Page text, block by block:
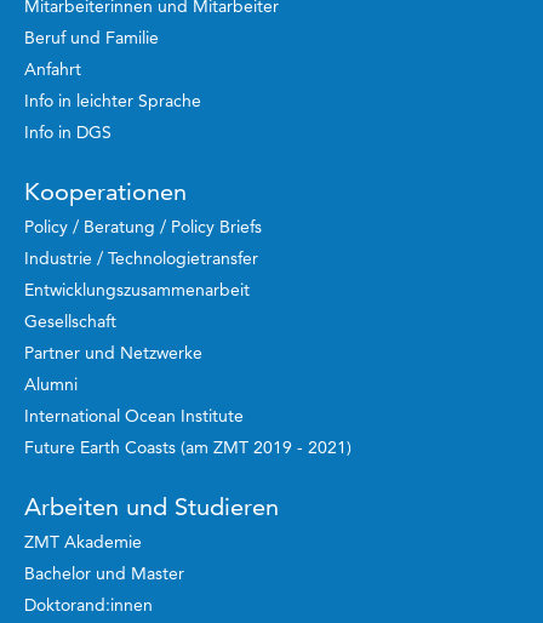
Mitarbeiterinnen und Mitarbeiter
Beruf und Familie
Anfahrt
Info in leichter Sprache
Info in DGS
Kooperationen
Policy / Beratung / Policy Briefs
Industrie / Technologietransfer
Entwicklungszusammenarbeit
Gesellschaft
Partner und Netzwerke
Alumni
International Ocean Institute
Future Earth Coasts (am ZMT 2019 - 2021)
Arbeiten und Studieren
ZMT Akademie
Bachelor und Master
Doktorand:innen